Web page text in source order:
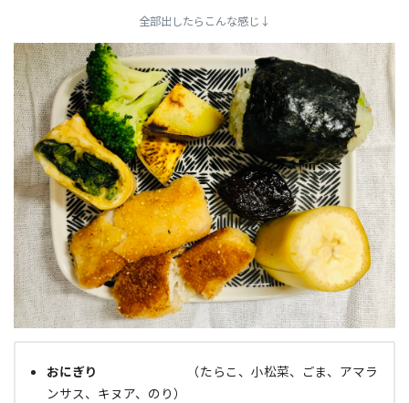
全部出したらこんな感じ↓
おにぎり
（たらこ、小松菜、ごま、アマラ
ンサス、キヌア、のり）